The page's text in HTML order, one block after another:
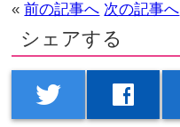
«前の記事へ 次の記事へ
シェアする
twitter facebook